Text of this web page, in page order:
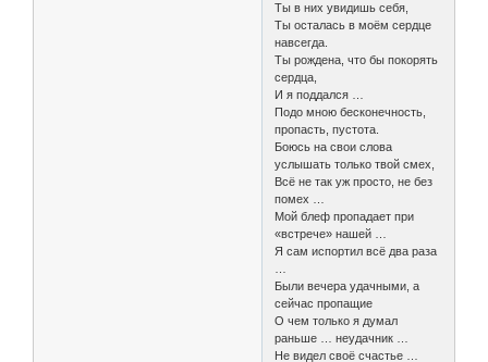
Ты в них увидишь себя,
Ты осталась в моём сердце
навсегда.
Ты рождена, что бы покорять
сердца,
И я поддался …
Подо мною бесконечность,
пропасть, пустота.
Боюсь на свои слова
услышать только твой смех,
Всё не так уж просто, не без
помех …
Мой блеф пропадает при
«встрече» нашей …
Я сам испортил всё два раза
Были вечера удачными, а
сейчас пропащие
О чем только я думал
раньше … неудачник …
Не видел своё счастье …